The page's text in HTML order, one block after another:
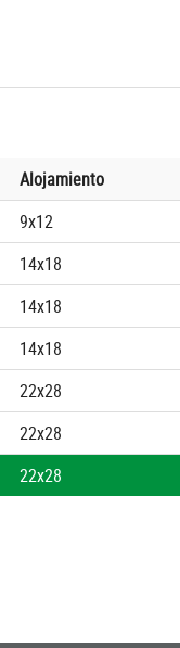
Alojamiento
9x12
14x18
14x18
14x18
22x28
22x28
22x28